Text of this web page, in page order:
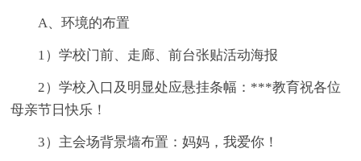
A、环境的布置
1）学校门前、走廊、前台张贴活动海报
2）学校入口及明显处应悬挂条幅：***教育祝各位
母亲节日快乐！
3）主会场背景墙布置：妈妈，我爱你！